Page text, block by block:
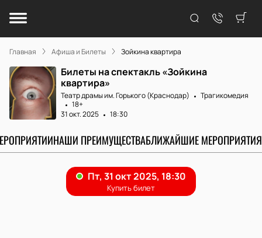
Главная Афиша и Билеты Зойкина квартира
Билеты на спектакль «Зойкина
квартира»
Театр драмы им. Горького (Краснодар)
Трагикомедия
18+
31 окт. 2025
18:30
НАШИ ПРЕИМУЩЕСТВАБЛИЖАЙШИЕ МЕРОПРИЯТИЯ